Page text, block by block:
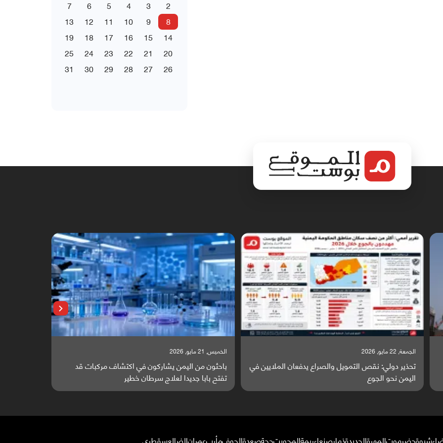
2
3
4
5
6
7
8
9
10
11
12
13
14
15
16
17
18
19
20
21
22
23
24
25
26
27
28
29
30
31
الجمعة, 22 مايو, 2026
تحذير دولي: نقص التمويل والصراع يدفعان الملايين في
اليمن نحو الجوع
الخميس, 21 مايو, 2026
باحثون من اليمن يشاركون في اكتشاف مركبات قد
تفتح بابا جديدا لعلاج سرطان خطير
شبوةحضرموتالمهرةالحديدةذمارصنعاءريمةالمحويتحجةصعدةالجوفمأربعمرانالضالعسقطرى